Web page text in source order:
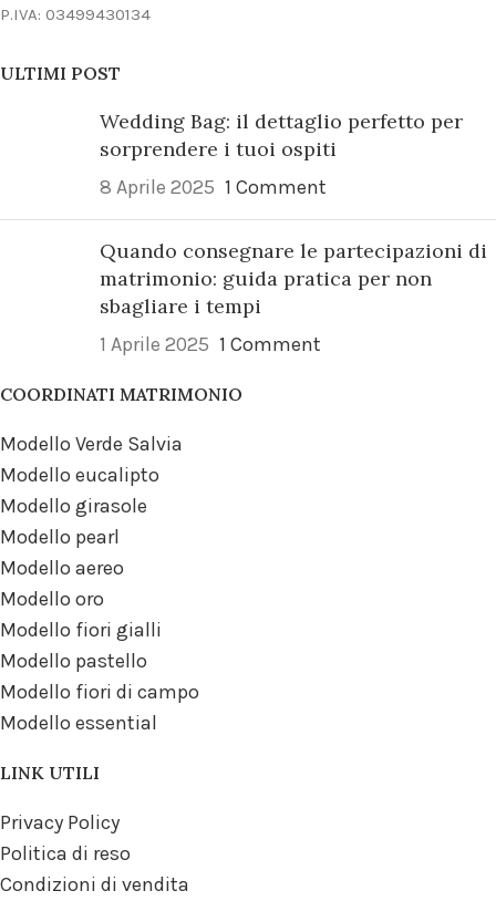
P.IVA: 03499430134
ULTIMI POST
Wedding Bag: il dettaglio perfetto per
sorprendere i tuoi ospiti
8 Aprile 2025 1 Comment
Quando consegnare le partecipazioni di
matrimonio: guida pratica per non
sbagliare i tempi
1 Aprile 2025 1 Comment
COORDINATI MATRIMONIO
Modello Verde Salvia
Modello eucalipto
Modello girasole
Modello pearl
Modello aereo
Modello oro
Modello fiori gialli
Modello pastello
Modello fiori di campo
Modello essential
LINK UTILI
Privacy Policy
Politica di reso
Condizioni di vendita